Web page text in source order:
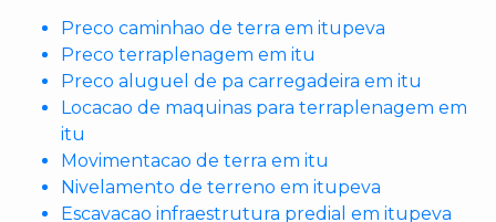
Preco caminhao de terra em itupeva
Preco terraplenagem em itu
Preco aluguel de pa carregadeira em itu
Locacao de maquinas para terraplenagem em
itu
Movimentacao de terra em itu
Nivelamento de terreno em itupeva
Escavacao infraestrutura predial em itupeva